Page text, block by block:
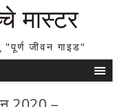
मास्टर
जीवन गाइड"